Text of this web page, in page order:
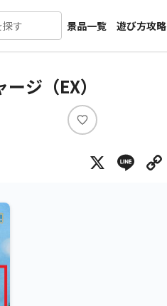
す
景品一覧
新着景品
カテゴリ一覧
作品名一覧
メーカー一覧
遊び方攻略
ジ（EX）
い
ね
X Line